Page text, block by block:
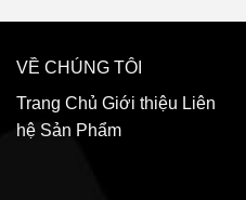
VỀ CHÚNG TÔI
Trang Chủ Giới thiệu Liên
hệ Sản Phẩm